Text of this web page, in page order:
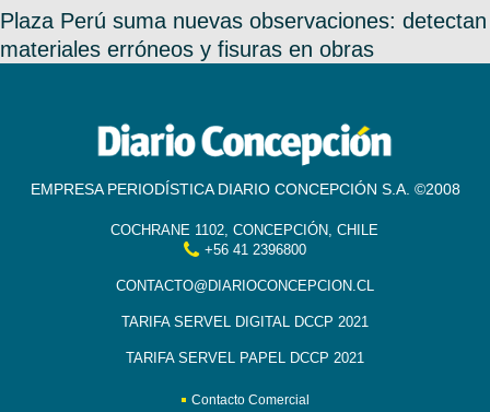
Plaza Perú suma nuevas observaciones: detectan
materiales erróneos y fisuras en obras
EMPRESA PERIODÍSTICA DIARIO CONCEPCIÓN S.A. ©2008
COCHRANE 1102, CONCEPCIÓN, CHILE
+56 41 2396800
CONTACTO@DIARIOCONCEPCION.CL
TARIFA SERVEL DIGITAL DCCP 2021
TARIFA SERVEL PAPEL DCCP 2021
Contacto Comercial